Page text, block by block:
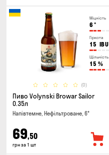
Міцність
6 °
Гіркота
15 IBU
Щільність
15 %
(0)
Пиво Volynski Browar Sailor
0.35л
Напівтемне, Нефільтроване, 6°
69,50
грн за 1 шт